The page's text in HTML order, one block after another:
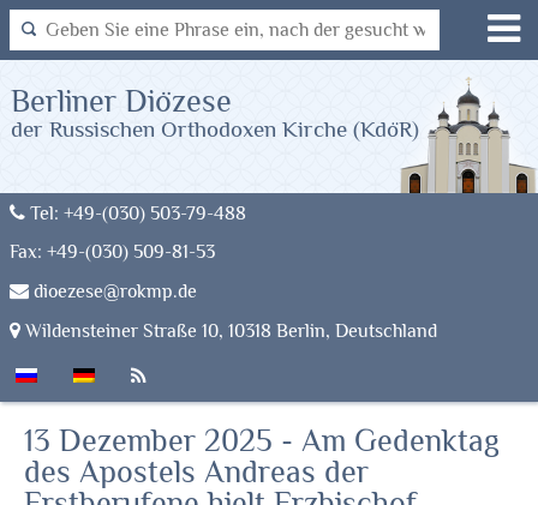
Tel: +49-(030) 503-79-488
Fax: +49-(030) 509-81-53
dioezese@rokmp.de
Wildensteiner Straße 10, 10318 Berlin, Deutschland
Berliner Diözese
der Russischen Orthodoxen Kirche (KdöR)
13 Dezember 2025 - Am Gedenktag
des Apostels Andreas der